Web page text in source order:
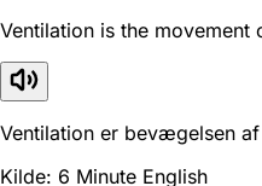
Ventilation is the movement
Ventilation er bevægelsen
Kilde: 6 Minute English